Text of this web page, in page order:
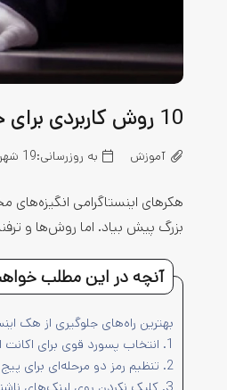
10 روش کاربردی برای جلوگیری از هک اینستاگرام
آموزش به روزرسانی:19 شهریور 1402
هکرهای اینستاگرامی
بزرگ پیش بیاد. اما روش‌ها و
آنچه در این مطلب
بهترین راه‌های جلوگیری از هک
1. انتخاب پسورد قوی برای اکانت اینستاگرام
2. تنظیم رمز دو مرحله‌ای برای پیج اینستاگرام